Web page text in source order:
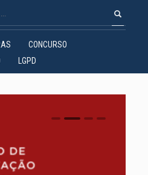
CONCURSO
LGPD
0 1 2